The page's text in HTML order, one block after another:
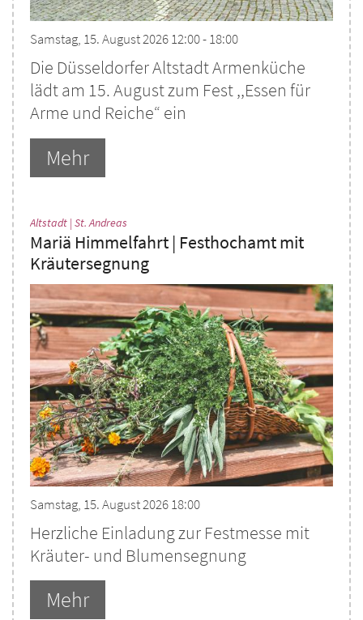
Samstag, 15. August 2026 12:00 - 18:00
Die Düsseldorfer Altstadt Armenküche
lädt am 15. August zum Fest ,,Essen für
Arme und Reiche“ ein
Mehr
Altstadt | St. Andreas
Mariä Himmelfahrt | Festhochamt mit
Kräutersegnung
Samstag, 15. August 2026 18:00
Herzliche Einladung zur Festmesse mit
Kräuter- und Blumensegnung
Mehr